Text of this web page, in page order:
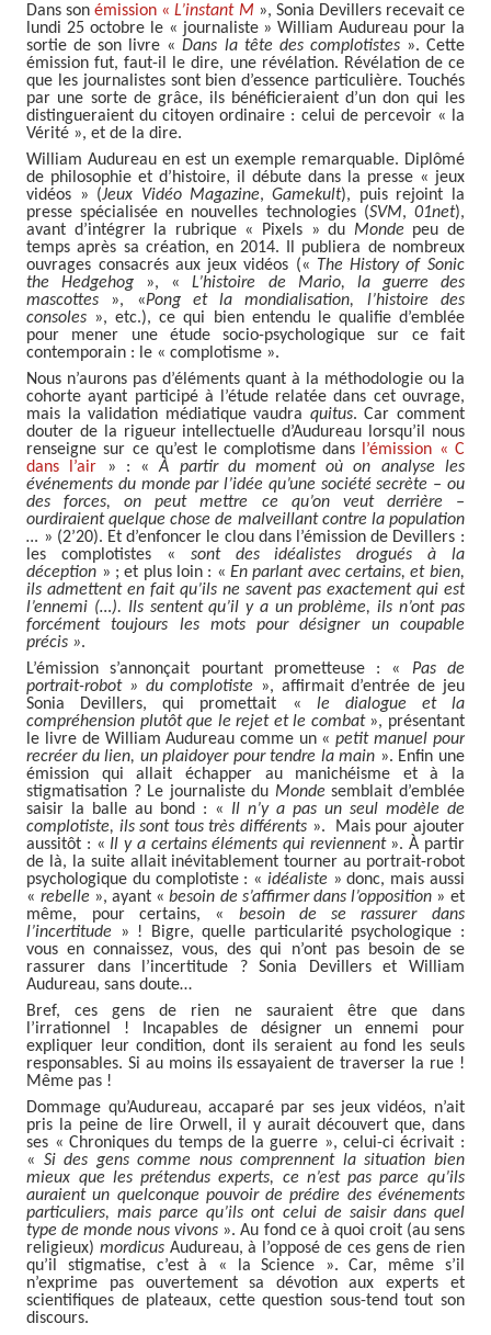
Dans sonémission «L’instant M », Sonia Devillers recevait ce
lundi 25 octobre le « journaliste » William Audureau pour la
sortie de son livre «Dans la tête des complotistes». Cette
émission fut, faut-il le dire, une révélation. Révélation de ce
que les journalistes sont bien d’essence particulière. Touchés
par une sorte de grâce, ils bénéficieraient d’un don qui les
distingueraient du citoyen ordinaire : celui de percevoir « la
Vérité », et de la dire.
William Audureau en est un exemple remarquable. Diplômé
de philosophie et d’histoire, il débute dans la presse « jeux
vidéos » (Jeux Vidéo Magazine,Gamekult), puis rejoint la
presse spécialisée en nouvelles technologies (SVM, 01net),
avant d’intégrer la rubrique « Pixels » du Mondepeu de
temps après sa création, en 2014. Il publiera de nombreux
ouvrages consacrés aux jeux vidéos (« The History of Sonic
the Hedgehog
», «L’histoire de Mario, la guerre des
mascottes », «Pong et la mondialisation, l’histoire des
consoles », etc.), ce qui bien entendu le qualifie d’emblée
pour mener une étude socio-psychologique sur ce fait
contemporain : le « complotisme ».
Nous n’aurons pas d’éléments quant à la méthodologie ou la
cohorte ayant participé à l’étude relatée dans cet ouvrage,
mais la validation médiatique vaudra quitus. Car comment
douter de la rigueur intellectuelle d’Audureau lorsqu’il nous
renseigne sur ce qu’est le complotisme dans
l’émission « C
dans l’air » : «À partir du moment où on analyse les
événements du monde par l’idée qu’une société secrète – ou
des forces, on peut mettre ce qu’on veut derrière –
ourdiraient quelque chose de malveillant contre la population
… » (2’20). Et d’enfoncer le clou dans l’émission de Devillers :
les complotistes « sont des idéalistes drogués à la
déception » ; et plus loin : «En parlant avec certains, et bien,
ils admettent en fait qu’ils ne savent pas exactement qui est
l’ennemi (…). Ils sentent qu’il y a un problème, ils n’ont pas
forcément toujours les mots pour désigner un coupable
précis ».
L’émission s’annonçait pourtant prometteuse : « Pas de
portrait-robot » du complotiste », affirmait d’entrée de jeu
Sonia Devillers, qui promettait « le dialogue et la
compréhension plutôt que le rejet et le combat », présentant
le livre de William Audureau comme un «petit manuel pour
recréer du lien, un plaidoyer pour tendre la main ». Enfin une
émission qui allait échapper au manichéisme et à la
stigmatisation ? Le journaliste du Mondesemblait d’emblée
saisir la balle au bond : « Il n’y a pas un seul modèle de
complotiste, ils sont tous très différents ». Mais pour ajouter
aussitôt : « Il y a certains éléments qui reviennent». À partir
de là, la suite allait inévitablement tourner au portrait-robot
psychologique du complotiste : « idéaliste » donc, mais aussi
« rebelle », ayant «besoin de s’affirmer dans l’opposition » et
même, pour certains, « besoin de se rassurer dans
l’incertitude » ! Bigre, quelle particularité psychologique :
vous en connaissez, vous, des qui n’ont pas besoin de se
rassurer dans l’incertitude ? Sonia Devillers et William
Audureau, sans doute…
Bref, ces gens de rien ne sauraient être que dans
l’irrationnel ! Incapables de désigner un ennemi pour
expliquer leur condition, dont ils seraient au fond les seuls
responsables. Si au moins ils essayaient de traverser la rue !
Même pas !
Dommage qu’Audureau, accaparé par ses jeux vidéos, n’ait
pris la peine de lire Orwell, il y aurait découvert que, dans
ses « Chroniques du temps de la guerre », celui-ci écrivait :
« Si des gens comme nous comprennent la situation bien
mieux que les prétendus experts, ce n’est pas parce qu’ils
auraient un quelconque pouvoir de prédire des événements
particuliers, mais parce qu’ils ont celui de saisir dans quel
type de monde nous vivons ». Au fond ce à quoi croit (au sens
religieux) mordicusAudureau, à l’opposé de ces gens de rien
qu’il stigmatise, c’est à « la Science ». Car, même s’il
n’exprime pas ouvertement sa dévotion aux experts et
scientifiques de plateaux, cette question sous-tend tout son
discours.